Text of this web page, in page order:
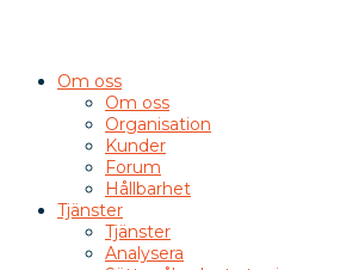
Om oss
Om oss
Organisation
Kunder
Forum
Hållbarhet
Tjänster
Tjänster
Analysera